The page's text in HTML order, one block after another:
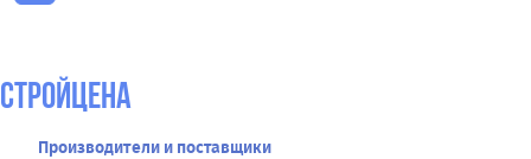
СтройЦена
Производители и поставщики